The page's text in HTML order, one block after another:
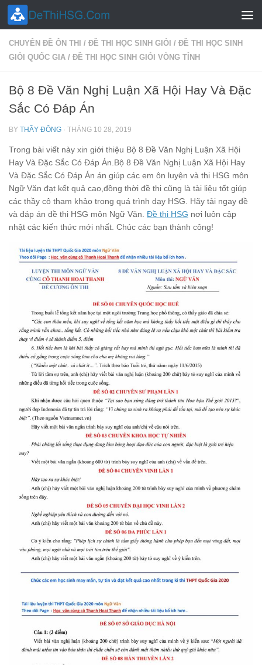
Skip to content
CHUYÊN ĐỀ ÔN THI / ĐỀ THI HỌC SINH GIỎI / ĐỀ THI HỌC SINH
GIỎI QUỐC GIA / ĐỀ THI HỌC SINH GIỎI VÒNG TỈNH
Bộ 8 Đề Văn Nghị Luận Xã Hội Hay Và Đặc
Sắc Có Đáp Án
BY THẦY ĐÔNG · THÁNG 10 28, 2019
Trong bài viết này xin giới thiệu Bộ 8 Đề Văn Nghị Luận Xã Hội
Hay Và Đặc Sắc Có Đáp Án.Bộ 8 Đề Văn Nghị Luận Xã Hội Hay
Và Đặc Sắc Có Đáp Án án giúp các em ôn luyện và thi HSG môn
Ngữ Văn đạt kết quả cao,đồng thời đề thi cũng là tài liệu tốt giúp
các thầy cô tham khảo trong quá trình dạy HSG. Hãy tải ngay đề
và đáp án đề thi HSG môn Ngữ Văn. Đề thi HSG nơi luôn cập
nhật các kiến thức mới nhất. Chúc các bạn thành công!